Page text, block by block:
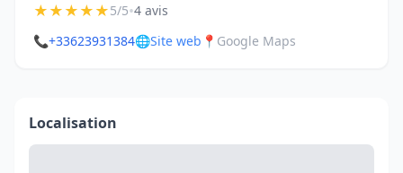
★★★★★5/5•4 avis
📞+33623931384🌐Site web 📍 Google Maps
Localisation